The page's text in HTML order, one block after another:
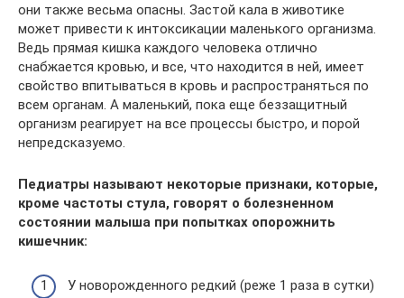
они также весьма опасны. Застой кала в животике
может привести к интоксикации маленького организма.
Ведь прямая кишка каждого человека отлично
снабжается кровью, и все, что находится в ней, имеет
свойство впитываться в кровь и распространяться по
всем органам. А маленький, пока еще беззащитный
организм реагирует на все процессы быстро, и порой
непредсказуемо.
Педиатры называют некоторые признаки, которые,
кроме частоты стула, говорят о болезненном
состоянии малыша при попытках опорожнить
кишечник:
У новорожденного редкий (реже 1 раза в сутки)